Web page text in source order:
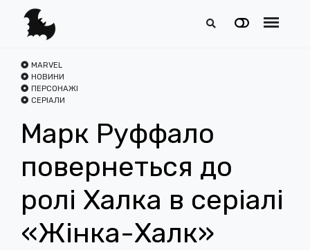
MARVEL
НОВИНИ
ПЕРСОНАЖІ
СЕРІАЛИ
Марк Руффало
повернеться до
ролі Халка в серіалі
«Жінка-Халк»